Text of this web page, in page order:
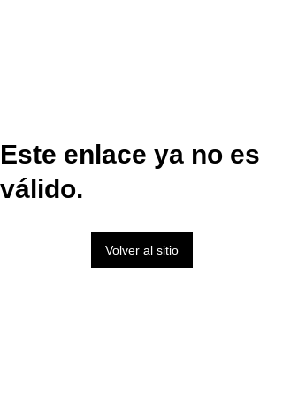
Este enlace ya no es
válido.
Volver al sitio